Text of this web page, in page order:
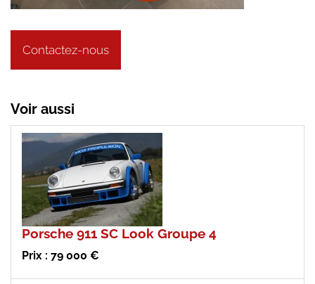
Contactez-nous
Voir aussi
Porsche 911 SC Look Groupe 4
Prix : 79 000 €